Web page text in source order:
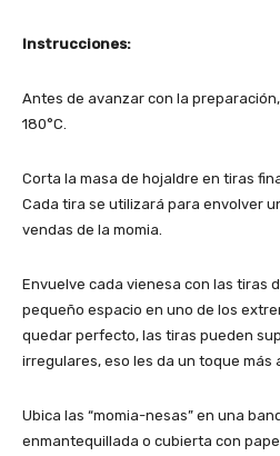
Instrucciones:
Antes de avanzar con la
180°C.
Corta la masa de hojaldre en tiras
Cada tira se utilizará para envolver
vendas de la momia.
Envuelve cada vienesa con las tiras
pequeño espacio en uno de los
quedar perfecto, las tiras pueden
irregulares, eso les da un toque más
Ubica las “momia-nesas” en una
enmantequillada o cubierta con